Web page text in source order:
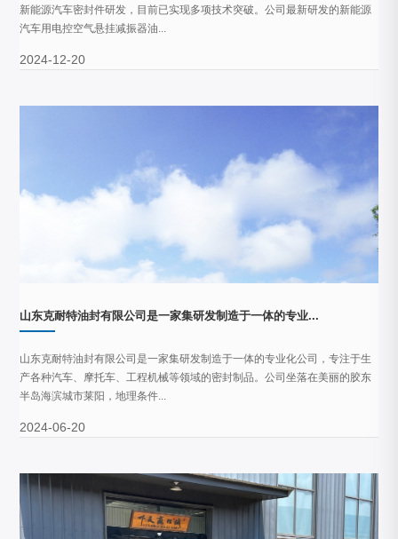
新能源汽车密封件研发，目前已实现多项技术突破。公司最新研发的新能源
汽车用电控空气悬挂减振器油...
2024-12-20
山东克耐特油封有限公司是一家集研发制造于一体的专业...
山东克耐特油封有限公司是一家集研发制造于一体的专业化公司，专注于生
产各种汽车、摩托车、工程机械等领域的密封制品。公司坐落在美丽的胶东
半岛海滨城市莱阳，地理条件...
2024-06-20